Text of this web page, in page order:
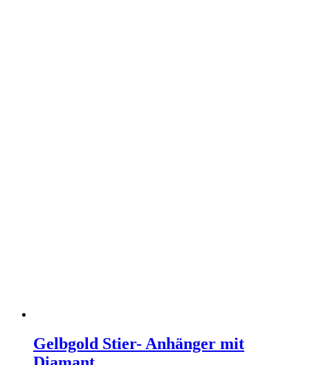
Gelbgold Stier- Anhänger mit